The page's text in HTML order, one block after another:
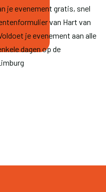
je evenement gratis, snel
van Hart van
je evenement aan alle
dagen op de